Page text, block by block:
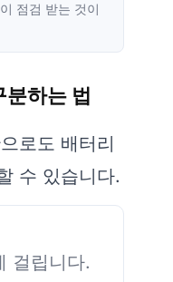
점검 받는 것이
하는 법
로도 배터리
수 있습니다.
걸립니다.